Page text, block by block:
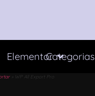
ElementorCategorias
» WP All Export Pro